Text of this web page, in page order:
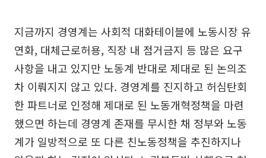
지금까지 경영계는 사회적 대화테이블에 노동시장 유
연화, 대체근로허용, 직장 내 점거금지 등 많은 요구
사항을 내고 있지만 노동계 반대로 제대로 된 논의조
차 이뤄지지 않고 있다. 경영계를 진지하고 허심탄회
한 파트너로 인정해 제대로 된 노동개혁정책을 마련
했으면 하는데 경영계 존재를 무시한 채 정부와 노동
계가 일방적으로 또 다른 친노동정책을 추진하지나